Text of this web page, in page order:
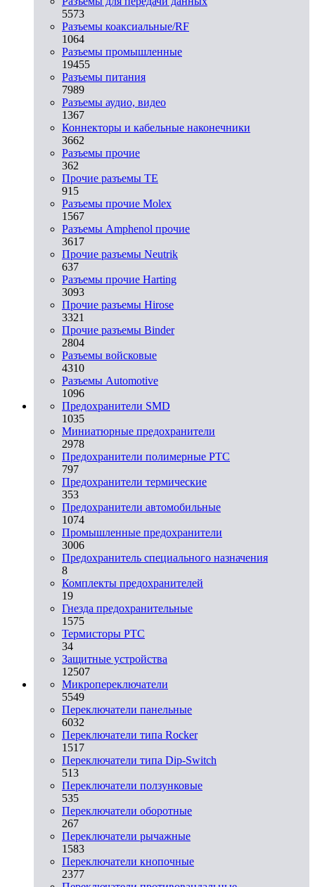
5573
Разъeмы коаксиальные/RF
1064
Разъeмы промышленные
19455
Разъeмы питания
7989
Разъeмы аудио, видео
1367
Коннекторы и кабельные наконечники
3662
Разъeмы прочие
362
Прочие разъемы TE
915
Разъемы прочие Molex
1567
Разъемы Amphenol прочие
3617
Прочие разъемы Neutrik
637
Разъемы прочие Harting
3093
Прочие разъемы Hirose
3321
Прочие разъемы Binder
2804
Разъемы войсковые
4310
Разъeмы Automotive
1096
Предохранители SMD
1035
Миниатюрные предохранители
2978
Предохранители полимерные PTC
797
Предохранители термические
353
Предохранители автомобильные
1074
Промышленные предохранители
3006
Предохранитель специального назначения
8
Комплекты предохранителей
19
Гнезда предохранительные
1575
Термисторы PTC
34
Защитные устройства
12507
Микропереключатели
5549
Переключатели панельные
6032
Переключатели типа Rocker
1517
Переключатели типа Dip-Switch
513
Переключатели ползунковые
535
Переключатели оборотные
267
Переключатели рычажные
1583
Переключатели кнопочные
2377